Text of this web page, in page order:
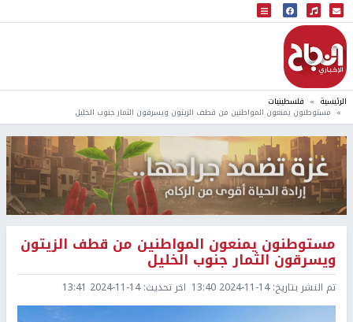
البث المباشر
إذاعة النجاح
الرئيسية فلسطينيات
مستوطنون يمنعون المواطنين من قطف الزيتون ويسرقون الثمار جنوب الخليل
مستوطنون يمنعون المواطنين من قطف الزيتون
ويسرقون الثمار جنوب الخليل
تم النشر بتاريخ:2024-11-14 13:40 اخر تحديث:2024-11-14 13:41